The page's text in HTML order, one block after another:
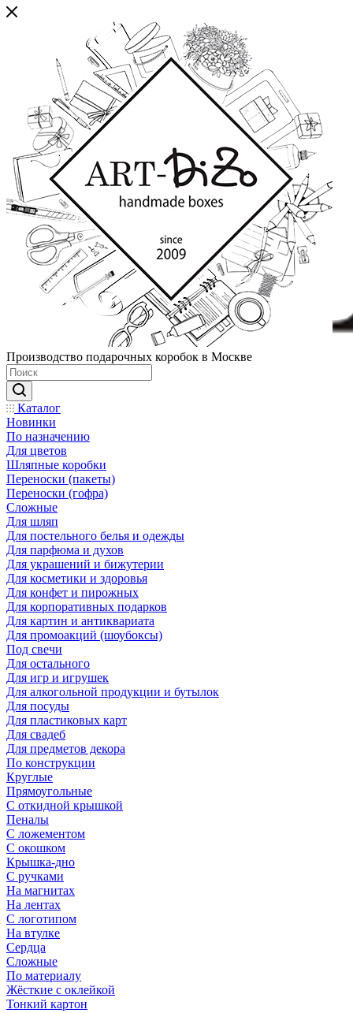
Производство подарочных коробок в Москве
Каталог
Новинки
По назначению
Для цветов
Шляпные коробки
Переноски (пакеты)
Переноски (гофра)
Сложные
Для шляп
Для постельного белья и одежды
Для парфюма и духов
Для украшений и бижутерии
Для косметики и здоровья
Для конфет и пирожных
Для корпоративных подарков
Для картин и антиквариата
Для промоакций (шоубоксы)
Под свечи
Для остального
Для игр и игрушек
Для алкогольной продукции и бутылок
Для посуды
Для пластиковых карт
Для свадеб
Для предметов декора
По конструкции
Круглые
Прямоугольные
С откидной крышкой
Пеналы
С ложементом
С окошком
Крышка-дно
С ручками
На магнитах
На лентах
С логотипом
На втулке
Сердца
Сложные
По материалу
Жёсткие с оклейкой
Тонкий картон